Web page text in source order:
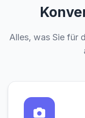
Alles, was Sie für